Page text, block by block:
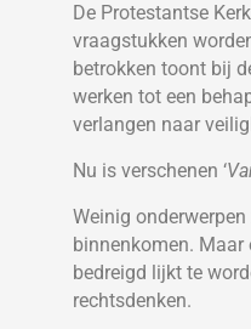
De Protestantse
vraagstukken
betrokken toont bij
werken tot een
verlangen naar
Nu is verschenen ‘
Weinig
binnenkomen. Maar
bedreigd lijkt te
rechtsdenken.